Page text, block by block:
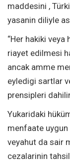
maddesini ,
yasanin diliyle
“Her hakiki
riayet edilmesi
ancak amme
eyledigi sartlar
prensipleri
Yukaridaki
menfaate
veyahut da sair
cezalarinin